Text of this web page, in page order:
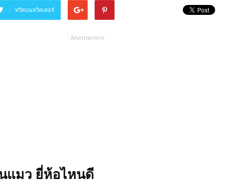
ทวีตบนทวิตเตอร์
- Advertisement -
แมว ยี่ห้อไหนดี